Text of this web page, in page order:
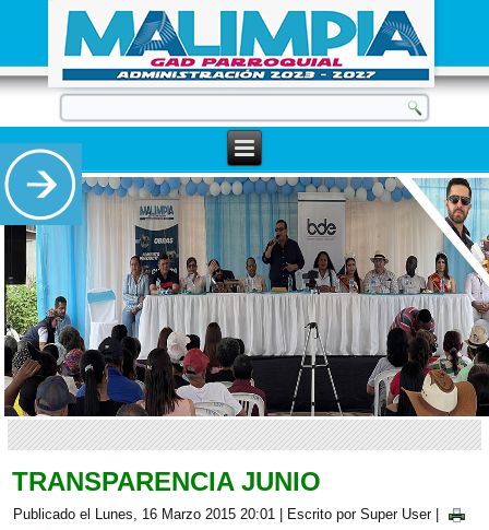
TRANSPARENCIA JUNIO
Publicado el Lunes, 16 Marzo 2015 20:01 Escrito por Super User|